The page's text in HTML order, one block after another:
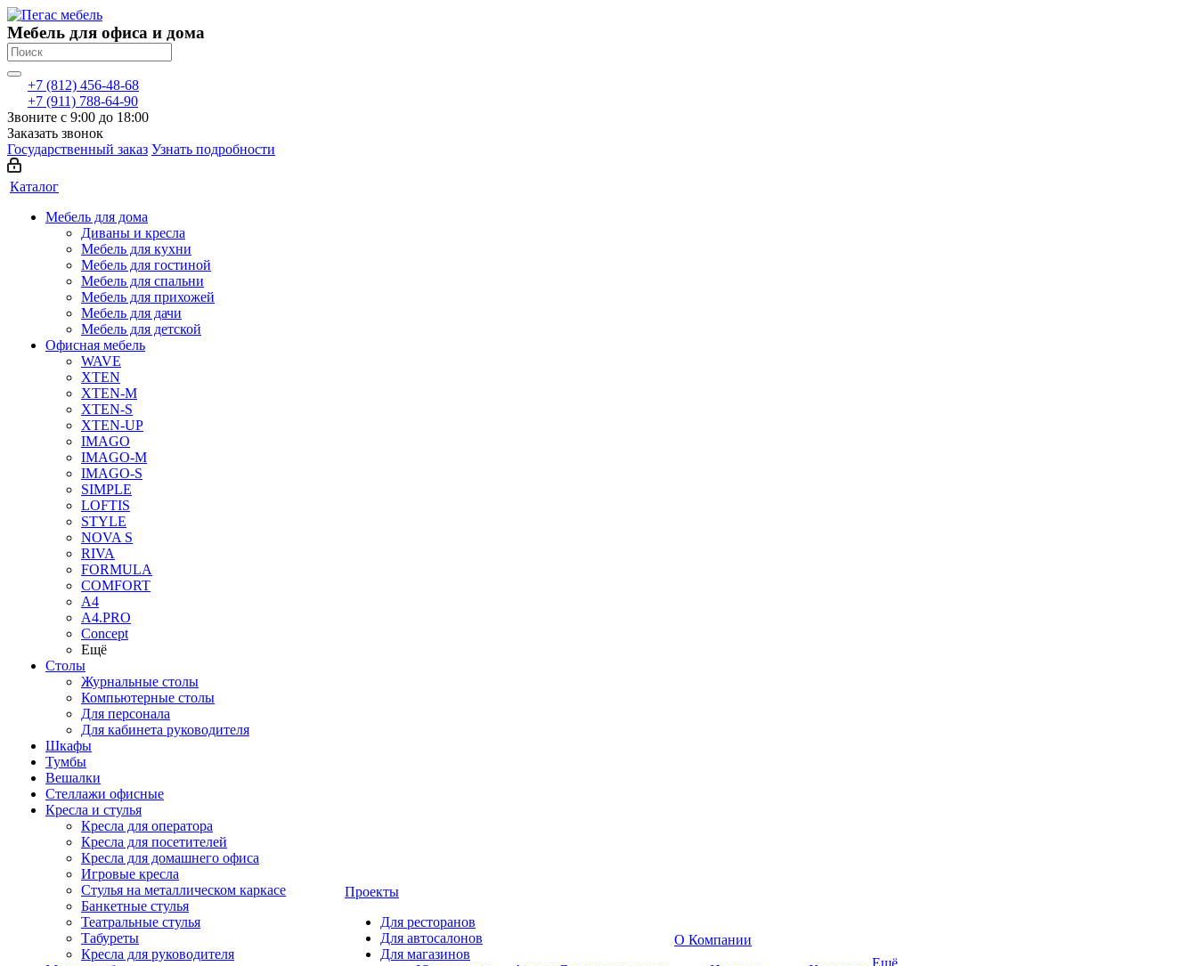
Мебель для офиса и дома
+7 (812) 456-48-68
+7 (911) 788-64-90
Звоните с 9:00 до 18:00
Заказать звонок
Государственный заказ Узнать подробности
Каталог
Мебель для дома
Диваны и кресла
Мебель для кухни
Мебель для гостиной
Мебель для спальни
Мебель для прихожей
Мебель для дачи
Мебель для детской
Офисная мебель
WAVE
XTEN
XTEN-M
XTEN-S
XTEN-UP
IMAGO
IMAGO-M
IMAGO-S
SIMPLE
LOFTIS
STYLE
NOVA S
RIVA
FORMULA
COMFORT
A4
A4.PRO
Concept
Ещё
Столы
Журнальные столы
Компьютерные столы
Для персонала
Для кабинета руководителя
Шкафы
Тумбы
Вешалки
Стеллажи офисные
Кресла и стулья
Кресла для оператора
Кресла для посетителей
Кресла для домашнего офиса
Игровые кресла
Стулья на металлическом каркасе
Банкетные стулья
Театральные стулья
Табуреты
Кресла для руководителя
Проекты
Для ресторанов
Для автосалонов
Для магазинов
О Компании
Ещё